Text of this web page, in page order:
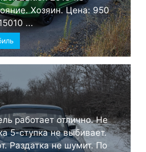
Хозяин. Цена: 950
...
работает отлично. Не
5-ступка не выбивает.
Раздатка не шумит. По